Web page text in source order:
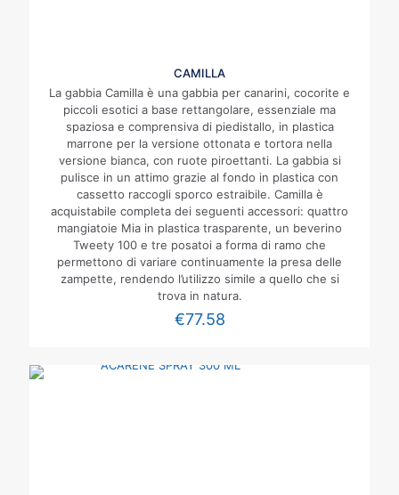
CAMILLA
La gabbia Camilla è una gabbia per canarini, cocorite e
piccoli esotici a base rettangolare, essenziale ma
spaziosa e comprensiva di piedistallo, in plastica
marrone per la versione ottonata e tortora nella
versione bianca, con ruote piroettanti. La gabbia si
pulisce in un attimo grazie al fondo in plastica con
cassetto raccogli sporco estraibile. Camilla è
acquistabile completa dei seguenti accessori: quattro
mangiatoie Mia in plastica trasparente, un beverino
Tweety 100 e tre posatoi a forma di ramo che
permettono di variare continuamente la presa delle
zampette, rendendo l’utilizzo simile a quello che si
trova in natura.
€77.58